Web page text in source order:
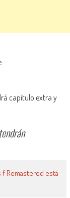
capítulo extra y
f Remastered está